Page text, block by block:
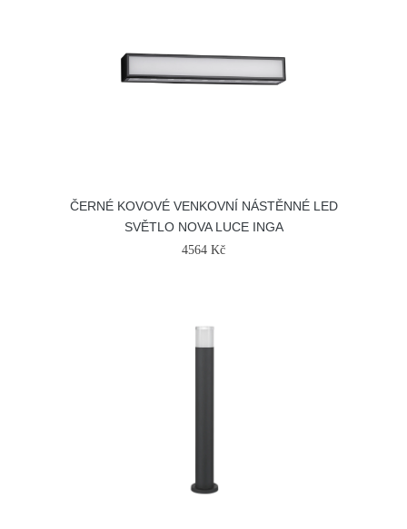
ČERNÉ KOVOVÉ VENKOVNÍ NÁSTĚNNÉ LED
SVĚTLO NOVA LUCE INGA
4564 Kč